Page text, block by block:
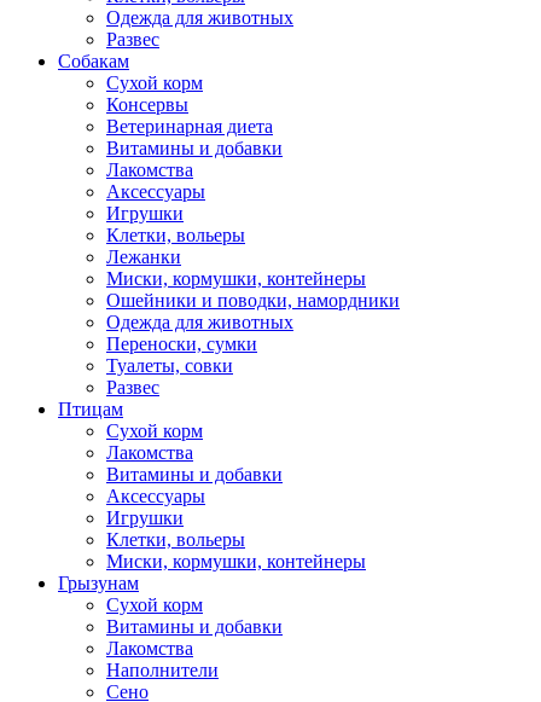
Одежда для животных
Развес
Собакам
Сухой корм
Консервы
Ветеринарная диета
Витамины и добавки
Лакомства
Аксессуары
Игрушки
Клетки, вольеры
Лежанки
Миски, кормушки, контейнеры
Ошейники и поводки, намордники
Одежда для животных
Переноски, сумки
Туалеты, совки
Развес
Птицам
Сухой корм
Лакомства
Витамины и добавки
Аксессуары
Игрушки
Клетки, вольеры
Миски, кормушки, контейнеры
Грызунам
Сухой корм
Витамины и добавки
Лакомства
Наполнители
Сено